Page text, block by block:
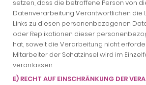
setzen, dass die betroffene Person von
Datenverarbeitung Verantwortlichen die
Links zu diesen personenbezogenen
oder Replikationen dieser
hat, soweit die Verarbeitung nicht
Mitarbeiter der Schatzinsel wird im
veranlassen.
E) RECHT AUF EINSCHRÄNKUNG DER